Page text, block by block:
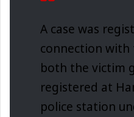
A case was
connection
both the victim
registered at
police station